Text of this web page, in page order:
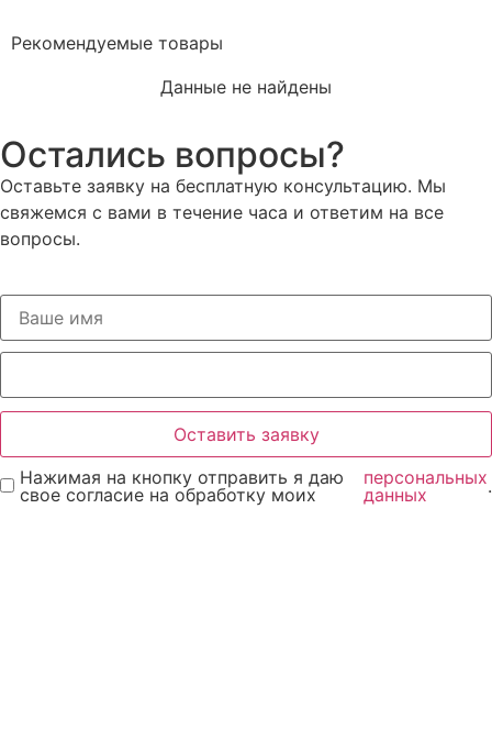
Рекомендуемые товары
Данные не найдены
Остались вопросы?
Оставьте заявку на бесплатную консультацию. Мы
свяжемся с вами в течение часа и ответим на все
вопросы.
Оставить заявку
Нажимая на кнопку отправить я даю
свое согласие на обработку моих
персональных
данных
.